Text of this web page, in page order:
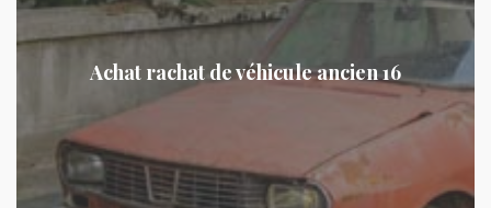
Achat rachat de véhicule ancien 16